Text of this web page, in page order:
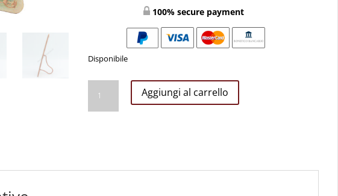
100% secure payment
Disponibile
SMUSSATO
15X25
Aggiungi al carrello